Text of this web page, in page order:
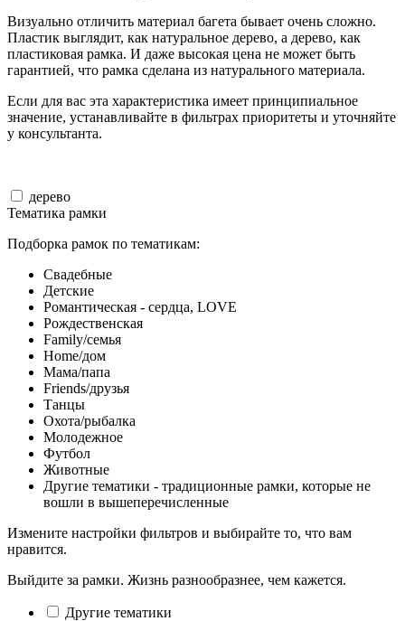
Визуально отличить материал багета бывает очень сложно.
Пластик выглядит, как натуральное дерево, а дерево, как
пластиковая рамка. И даже высокая цена не может быть
гарантией, что рамка сделана из натурального материала.
Если для вас эта характеристика имеет принципиальное
значение, устанавливайте в фильтрах приоритеты и уточняйте
у консультанта.
дерево
Тематика рамки
Подборка рамок по тематикам:
Свадебные
Детские
Романтическая - сердца, LOVE
Рождественская
Family/семья
Home/дом
Мама/папа
Friends/друзья
Танцы
Охота/рыбалка
Молодежное
Футбол
Животные
Другие тематики - традиционные рамки, которые не
вошли в вышеперечисленные
Измените настройки фильтров и выбирайте то, что вам
нравится.
Выйдите за рамки. Жизнь разнообразнее, чем кажется.
Другие тематики